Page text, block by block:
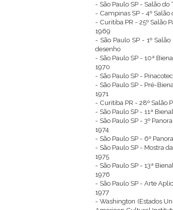
- São Paulo SP - Salão
- Campinas SP - 4º
- Curitiba PR - 25º Salão
1969
- São Paulo SP - 1º
desenho
- São Paulo SP - 10ª
1970
- São Paulo SP -
- São Paulo SP - Pré-
1971
- Curitiba PR - 28º Salão
- São Paulo SP - 11ª
- São Paulo SP - 3º
1974
- São Paulo SP - 6º
- São Paulo SP - Mostra
1975
- São Paulo SP - 13ª
1976
- São Paulo SP - Arte
1977
- Washington (Estados